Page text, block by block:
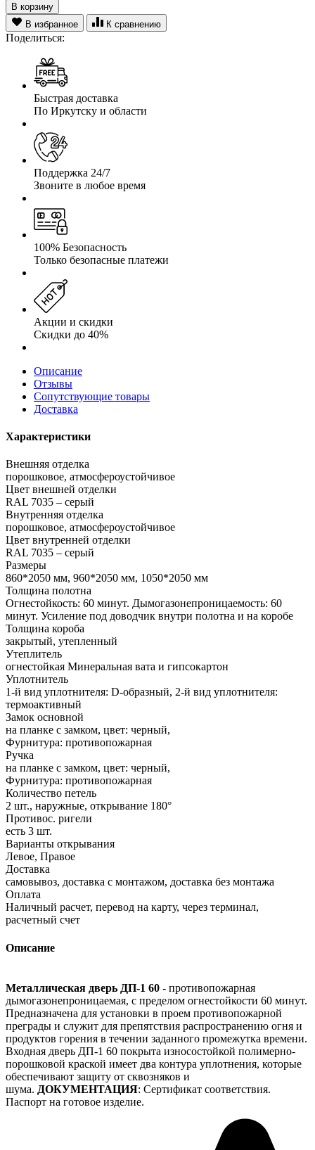
В корзину
В избранное
К сравнению
Поделиться:
Быстрая доставка
По Иркутску и области
Поддержка 24/7
Звоните в любое время
100% Безопасность
Только безопасные платежи
Акции и скидки
Скидки до 40%
Описание
Отзывы
Сопутствующие товары
Доставка
Характеристики
Внешняя отделка
порошковое, атмосфероустойчивое
Цвет внешней отделки
RAL 7035 – серый
Внутренняя отделка
порошковое, атмосфероустойчивое
Цвет внутренней отделки
RAL 7035 – серый
Размеры
860*2050 мм, 960*2050 мм, 1050*2050 мм
Толщина полотна
Огнестойкость: 60 минут. Дымогазонепроницаемость: 60
минут. Усиление под доводчик внутри полотна и на коробе
Толщина короба
закрытый, утепленный
Утеплитель
огнестойкая Минеральная вата и гипсокартон
Уплотнитель
1-й вид уплотнителя: D-образный, 2-й вид уплотнителя:
термоактивный
Замок основной
на планке с замком, цвет: черный,
Фурнитура: противопожарная
Ручка
на планке с замком, цвет: черный,
Фурнитура: противопожарная
Количество петель
2 шт., наружные, открывание 180°
Противос. ригели
есть 3 шт.
Варианты открывания
Левое, Правое
Доставка
самовывоз, доставка с монтажом, доставка без монтажа
Оплата
Наличный расчет, перевод на карту, через терминал,
расчетный счет
Описание
Металлическая дверь ДП-1 60 - противопожарная
дымогазонепроницаемая, с пределом огнестойкости 60 минут.
Предназначена для установки в проем противопожарной
преграды и служит для препятствия распространению огня и
продуктов горения в течении заданного промежутка времени.
Входная дверь ДП-1 60 покрыта износостойкой полимерно-
порошковой краской имеет два контура уплотнения, которые
обеспечивают защиту от сквозняков и
шума. ДОКУМЕНТАЦИЯ: Сертификат соответствия.
Паспорт на готовое изделие.